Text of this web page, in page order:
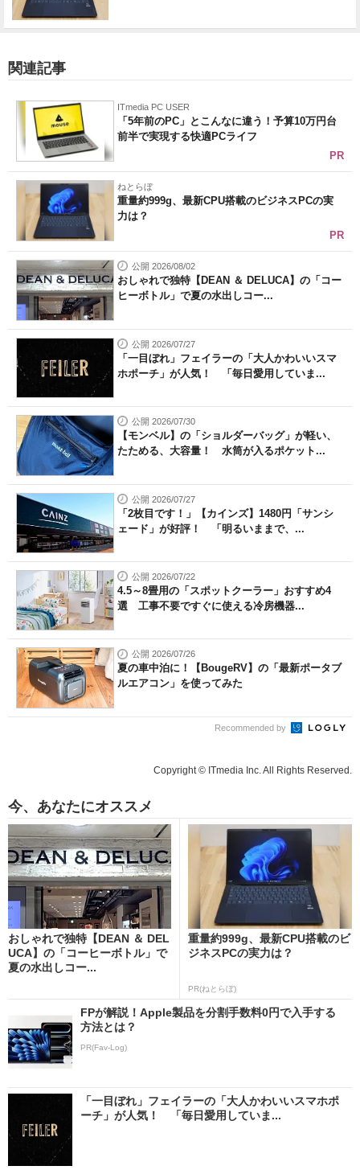
関連記事
ITmedia PC USER
「5年前のPC」とこんなに違う！予算10万円台
前半で実現する快適PCライフ
PR
ねとらぼ
重量約999g、最新CPU搭載のビジネスPCの実
力は？
PR
公開 2026/08/02
おしゃれで独特【DEAN ＆ DELUCA】の「コー
ヒーボトル」で夏の水出しコー...
公開 2026/07/27
「一目ぼれ」フェイラーの「大人かわいいスマ
ホポーチ」が人気！ 「毎日愛用していま...
公開 2026/07/30
【モンベル】の「ショルダーバッグ」が軽い、
たためる、大容量！ 水筒が入るポケット...
公開 2026/07/27
「2枚目です！」【カインズ】1480円「サンシ
ェード」が好評！ 「明るいままで、...
公開 2026/07/22
4.5～8畳用の「スポットクーラー」おすすめ4
選 工事不要ですぐに使える冷房機器...
公開 2026/07/26
夏の車中泊に！【BougeRV】の「最新ポータブ
ルエアコン」を使ってみた
Recommended by
Copyright © ITmedia Inc. All Rights Reserved.
今、あなたにオススメ
おしゃれで独特【DEAN ＆ DEL
UCA】の「コーヒーボトル」で
夏の水出しコー...
重量約999g、最新CPU搭載のビ
ジネスPCの実力は？
PR(ねとらぼ)
FPが解説！Apple製品を分割手数料0円で入手する
方法とは？
PR(Fav-Log)
「一目ぼれ」フェイラーの「大人かわいいスマホポ
ーチ」が人気！ 「毎日愛用していま...